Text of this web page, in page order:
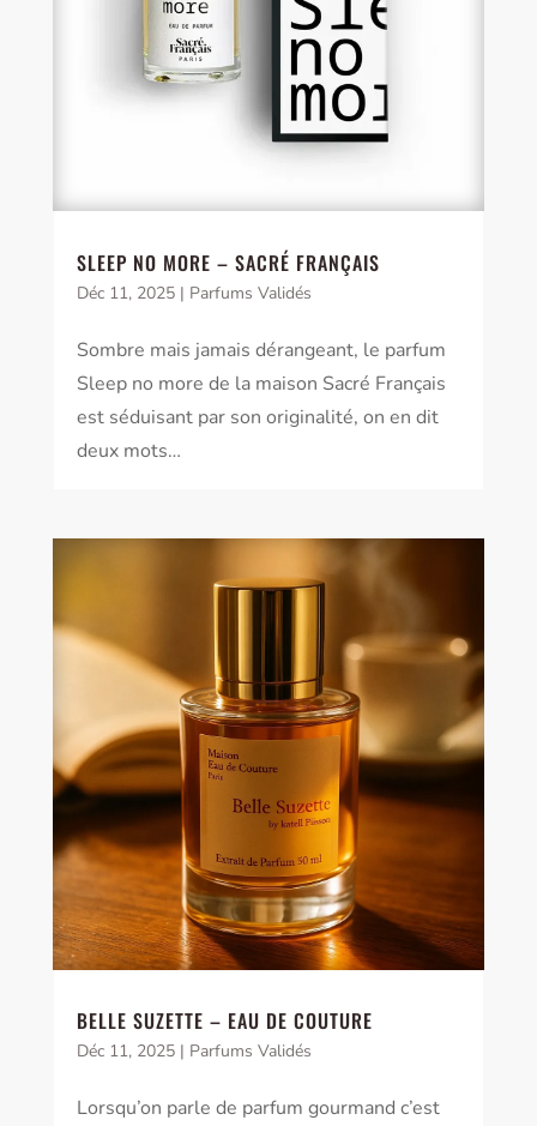
SLEEP NO MORE – SACRÉ FRANÇAIS
Déc 11, 2025| Parfums Validés
Sombre mais jamais dérangeant, le parfum
Sleep no more de la maison Sacré Français
est séduisant par son originalité, on en dit
deux mots…
BELLE SUZETTE – EAU DE COUTURE
Déc 11, 2025| Parfums Validés
Lorsqu’on parle de parfum gourmand c’est